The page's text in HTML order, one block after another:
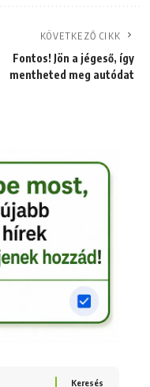
KÖVETKEZŐ CIKK
Fontos! Jön a jégeső, így
mentheted meg autódat